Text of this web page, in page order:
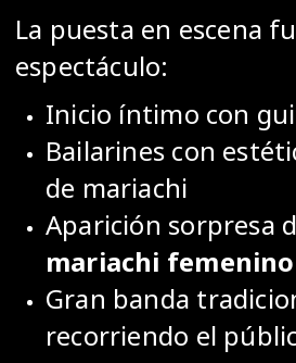
La puesta en escena
espectáculo:
Inicio íntimo con
Bailarines con
de mariachi
Aparición sorpresa
mariachi femenino
Gran banda
recorriendo el